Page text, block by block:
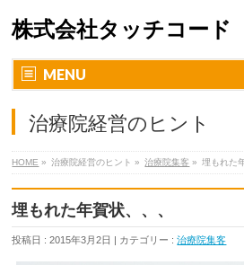
株式会社タッチコード
MENU
治療院経営のヒント
HOME » 治療院経営のヒント » 治療院集客 » 埋もれた
埋もれた年賀状、、、
投稿日 : 2015年3月2日 | カテゴリー :治療院集客